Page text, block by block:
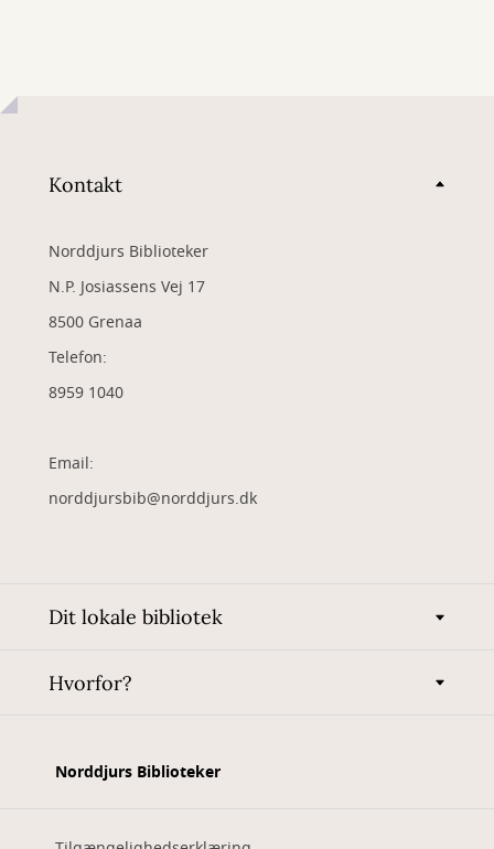
Kontakt
Norddjurs Biblioteker
N.P. Josiassens Vej 17
8500 Grenaa
Telefon:
8959 1040
Email:
norddjursbib@norddjurs.dk
Dit lokale bibliotek
Hvorfor?
Norddjurs Biblioteker